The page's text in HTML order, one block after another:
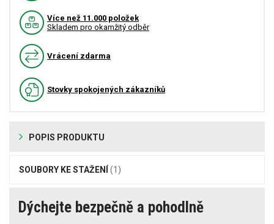
Více než 11.000 položek
Skladem pro okamžitý odběr
Vrácení zdarma
Stovky spokojených zákazníků
POPIS PRODUKTU
SOUBORY KE STAŽENÍ (1)
Dýchejte bezpečně a pohodlně